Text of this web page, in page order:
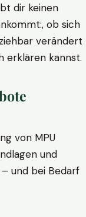
dir keinen
ob sich
verändert
erklären kannst.
von MPU
und
und bei Bedarf